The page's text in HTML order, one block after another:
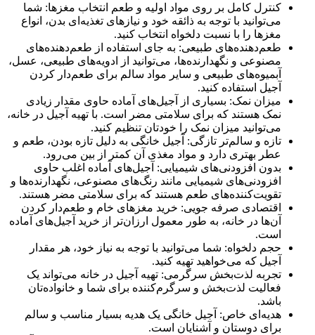
کنترل کامل بر روی مواد اولیه و طعم انتخاب مغزها: شما
می‌توانید با توجه به ذائقه خود و نیازهای تغذیه‌ای بدن، انواع
مغزها را با نسبت دلخواه انتخاب کنید.
طعم‌دهنده‌های طبیعی: به جای استفاده از طعم‌دهنده‌های
مصنوعی و نگهدارنده‌ها، می‌توانید از ادویه‌های طبیعی، عسل،
آبمیوه‌های طبیعی و سایر مواد سالم برای طعم‌دار کردن
آجیل استفاده کنید.
میزان نمک: بسیاری از آجیل‌های آماده حاوی مقدار زیادی
نمک هستند که برای سلامتی مضر است. با تهیه آجیل در خانه،
می‌توانید میزان نمک را خودتان تنظیم کنید.
تازه و سالم‌تر تازگی: آجیل خانگی به دلیل تازه بودن، طعم و
عطر بهتری دارد و مواد مغذی آن کمتر از بین می‌رود.
بدون افزودنی‌های شیمیایی: آجیل‌های آماده اغلب حاوی
افزودنی‌های شیمیایی مانند رنگ‌های مصنوعی، نگهدارنده‌ها و
تقویت‌کننده‌های طعم هستند که برای سلامتی مضر هستند.
اقتصادی صرفه جویی: خرید مغزهای خام و طعم‌دار کردن
آن‌ها در خانه، به طور معمول ارزان‌تر از خرید آجیل‌های آماده
است.
حجم دلخواه: شما می‌توانید با توجه به نیاز خود، هر مقدار
آجیل که می‌خواهید تهیه کنید.
تجربه لذت‌بخش سرگرمی: تهیه آجیل در خانه می‌تواند یک
فعالیت لذت‌بخش و سرگرم‌کننده برای شما و خانواده‌تان
باشد.
هدیه‌ای خاص: آجیل خانگی یک هدیه بسیار مناسب و سالم
برای دوستان و آشنایان است.